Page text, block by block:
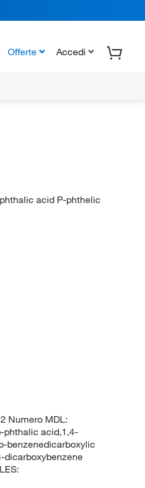
Offerte Accedi
acid P-phthelic
Numero MDL:
phthalic acid,1,4-
benzenedicarboxylic
dicarboxybenzene